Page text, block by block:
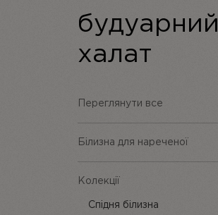
будуарний
халат
Переглянути все
Білизна для нареченої
Колекції
Спідня білизна